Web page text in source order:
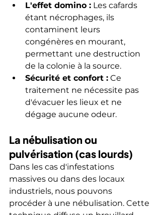
L'effet domino : Les cafards
étant nécrophages, ils
contaminent leurs
congénères en mourant,
permettant une destruction
de la colonie à la source.
Sécurité et confort : Ce
traitement ne nécessite pas
d'évacuer les lieux et ne
dégage aucune odeur.
La nébulisation ou
pulvérisation (cas lourds)
Dans les cas d'infestations
massives ou dans des locaux
industriels, nous pouvons
procéder à une nébulisation. Cette